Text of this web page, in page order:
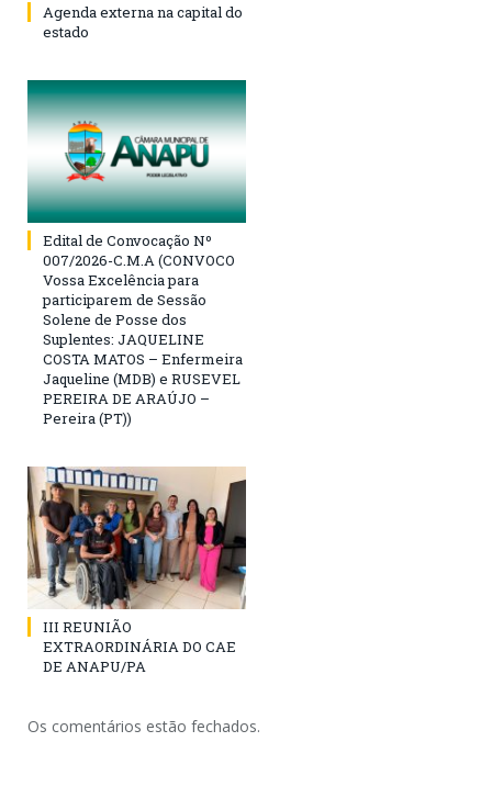
Agenda externa na capital do
estado
Edital de Convocação Nº
007/2026-C.M.A (CONVOCO
Vossa Excelência para
participarem de Sessão
Solene de Posse dos
Suplentes: JAQUELINE
COSTA MATOS – Enfermeira
Jaqueline (MDB) e RUSEVEL
PEREIRA DE ARAÚJO –
Pereira (PT))
III REUNIÃO
EXTRAORDINÁRIA DO CAE
DE ANAPU/PA
Os comentários estão fechados.